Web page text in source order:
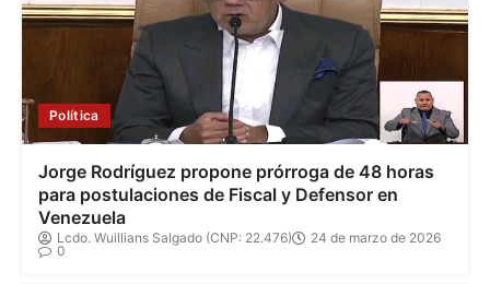
Política
Jorge Rodríguez propone prórroga de 48 horas
para postulaciones de Fiscal y Defensor en
Venezuela
Lcdo. Wuillians Salgado (CNP: 22.476)
24 de marzo de 2026
0